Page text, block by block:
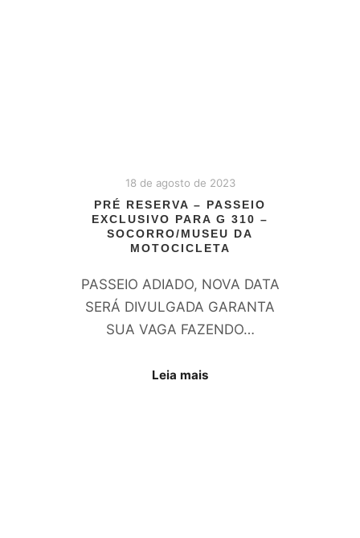
18 de agosto de 2023
PRÉ RESERVA – PASSEIO
EXCLUSIVO PARA G 310 –
SOCORRO/MUSEU DA
MOTOCICLETA
PASSEIO ADIADO, NOVA DATA
SERÁ DIVULGADA GARANTA
SUA VAGA FAZENDO…
Leia mais